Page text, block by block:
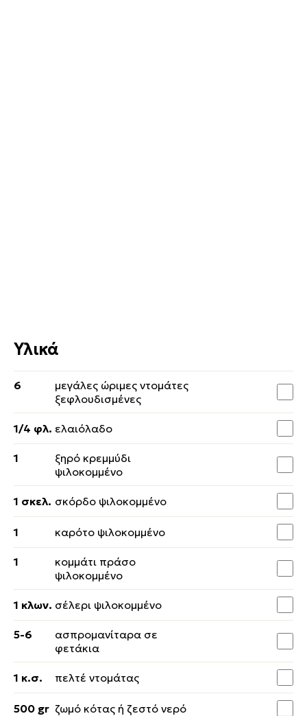
Υλικά
6
μεγάλες ώριμες ντομάτες
ξεφλουδισμένες
1/4 φλ. ελαιόλαδο
1
ξηρό κρεμμύδι
ψιλοκομμένο
1 σκελ. σκόρδο ψιλοκομμένο
1 καρότο ψιλοκομμένο
1
κομμάτι πράσο
ψιλοκομμένο
1 κλων. σέλερι ψιλοκομμένο
5-6
ασπρομανίταρα σε
φετάκια
1 κ.σ. πελτέ ντομάτας
500 gr ζωμό κότας ή ζεστό νερό